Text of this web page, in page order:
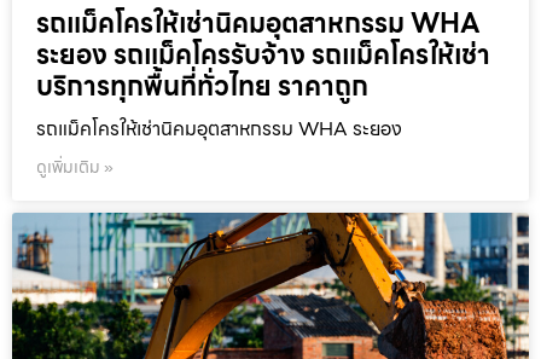
รถแม็คโครให้เช่านิคมอุตสาหกรรม WHA
ระยอง รถแม็คโครรับจ้าง รถแม็คโครให้เช่า
บริการทุกพื้นที่ทั่วไทย ราคาถูก
รถแม็คโครให้เช่านิคมอุตสาหกรรม WHA ระยอง
ดูเพิ่มเติม »